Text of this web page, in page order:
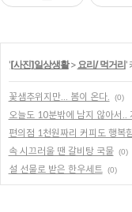
'[사진]일상생활> 요리/ 먹거리'
꽃샘추위지만... 봄이 온다. (0)
오늘도 10분밖에 남지 않아서..
편의점 1천원짜리 커피도 행복
속 시끄러울 땐 갈비탕 국물 (0)
설 선물로 받은 한우세트 (0)